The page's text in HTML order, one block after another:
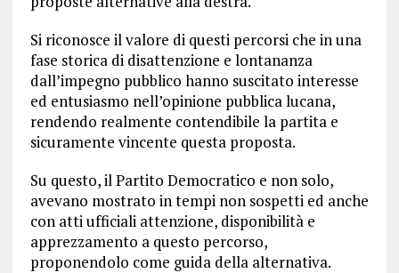
Si riconosce il valore di questi percorsi che in una
fase storica di disattenzione e lontananza
dall’impegno pubblico hanno suscitato interesse
ed entusiasmo nell’opinione pubblica lucana,
rendendo realmente contendibile la partita e
sicuramente vincente questa proposta.
Su questo, il Partito Democratico e non solo,
avevano mostrato in tempi non sospetti ed anche
con atti ufficiali attenzione, disponibilità e
apprezzamento a questo percorso,
proponendolo come guida della alternativa.